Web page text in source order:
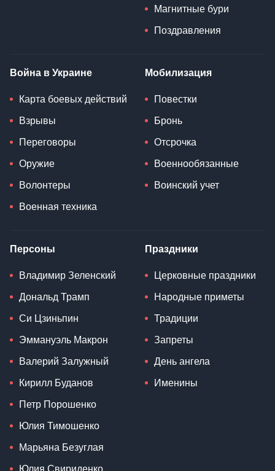
Магнитные бури
Поздравления
Война в Украине
Карта боевых действий
Взрывы
Переговоры
Оружие
Волонтеры
Военная техника
Мобилизация
Повестки
Бронь
Отсрочка
Военнообязанные
Воинский учет
Персоны
Владимир Зеленский
Дональд Трамп
Си Цзиньпин
Эммануэль Макрон
Валерий Залужный
Кирилл Буданов
Петр Порошенко
Юлия Тимошенко
Марьяна Безуглая
Праздники
Церковные праздники
Народные приметы
Традиции
Запреты
День ангела
Именины